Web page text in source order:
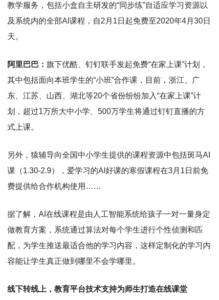
教学服务，包括小盒自主研发的“同步练”自适应学习资源以
及系统内的全部AI课程，自2月1日起免费至2020年4月30日
天。
阿里巴巴： 旗下优酷、钉钉联手发起免费“在家上课”计划，
其中包括面向本班学生的“小班”合作课，目前，浙江、广
东、江苏、山西、湖北等20个省份纷纷加入“在家上课”计
划，超过1万所大中小学、500万学生将通过钉钉直播的方
式上课。
另外，猿辅导向全国中小学生提供的课程资源中包括斑马AI
课（1.30-2.9），爱学习的AI好课的寒假课程在3月1日前免
费提供给合作机构使用……
据了解，AI在线课程是由人工智能系统给孩子一对一量身定
做教育方案，系统通过算法对每个学生进行个性侦测和匹
配，为学生推送最适合他的学习内容，这样定制化的学习内
容能让学生真正做到哪里不会学哪里。
线下转线上，教育平台技术支持为师生打造在线课堂